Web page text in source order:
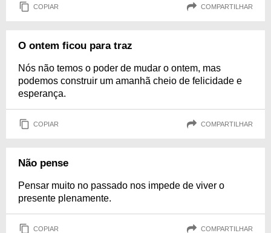
COPIAR COMPARTILHAR
O ontem ficou para traz
Nós não temos o poder de mudar o ontem, mas
podemos construir um amanhã cheio de felicidade e
esperança.
COPIAR COMPARTILHAR
Não pense
Pensar muito no passado nos impede de viver o
presente plenamente.
COPIAR COMPARTILHAR